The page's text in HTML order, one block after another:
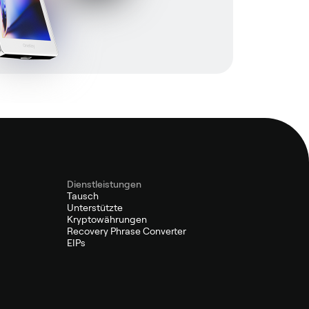
Dienstleistungen
Tausch
Unterstützte
Kryptowährungen
Recovery Phrase Converter
EIPs